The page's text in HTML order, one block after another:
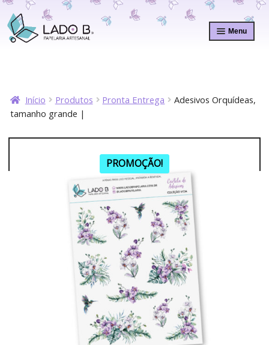
Pular
para
navegação
Pular
para
o
Menu
Início Produtos Pronta Entrega
Adesivos Orquídeas,
tamanho grande |
PROMOÇÃO!